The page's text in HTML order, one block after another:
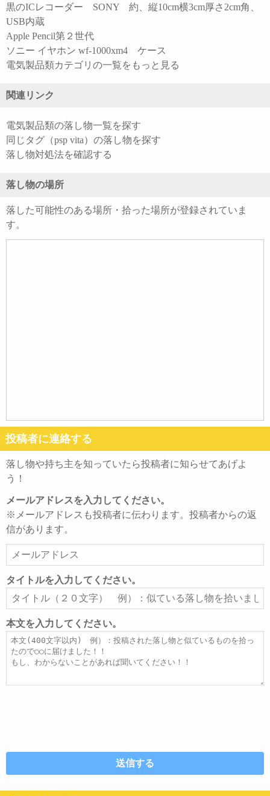
黒のICレコーダー SONY 約、縦10cm横3cm厚さ2cm角、
USB内蔵
Apple Pencil第２世代
ソニー イヤホン wf-1000xm4 ケース
電気製品類カテゴリの一覧をもっと見る
関連リンク
電気製品類の落し物一覧を探す
同じタグ（psp vita）の落し物を探す
落し物対処法を確認する
落し物の場所
落した可能性のある場所・拾った場所が登録されていま
す。
投稿者に連絡する
落し物や持ち主を知っていたら投稿者に知らせてあげよ
う！
メールアドレスを入力してください。
※メールアドレスも投稿者に伝わります。投稿者からの返
信があります。
ー
ル
ア
ド
レ
ス
タイトルを入力してください。
タ
イ
ト
ル
本文を入力してください。
本
文